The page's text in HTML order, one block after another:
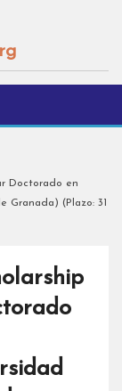
Doctorado en
Granada) (Plazo: 31